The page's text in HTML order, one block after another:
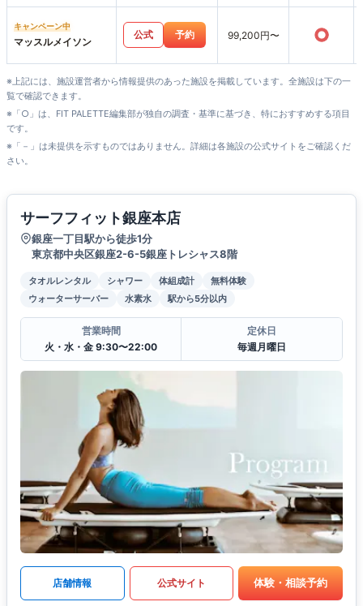
キャンペーン中
マッスルメイソン
公式 予約 99,200円〜 ○
※上記には、施設運営者から情報提供のあった施設を掲載しています。全施設は下の一
覧で確認できます。
※「○」は、FIT PALETTE編集部が独自の調査・基準に基づき、特におすすめする項目
です。
※「－」は未提供を示すものではありません。詳細は各施設の公式サイトをご確認くだ
さい。
サーフフィット銀座本店
銀座一丁目駅から徒歩1分
東京都中央区銀座2-6-5銀座トレシャス8階
タオルレンタル シャワー 体組成計
無料体験
ウォーターサーバー
水素水 駅から5分以内
営業時間
火・水・金 9:30〜22:00
定休日
毎週月曜日
店舗情報 公式サイト 体験・相談予約